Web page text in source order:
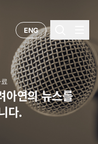
ENG
아연의 뉴스를
다.